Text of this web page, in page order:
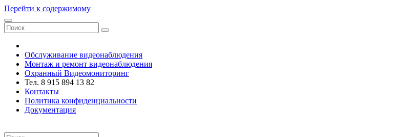
Перейти к содержимому
Обслуживание видеонаблюдения
Монтаж и ремонт видеонаблюдения
Охранный Видеомониторинг
Тел. 8 915 894 13 82
Контакты
Политика конфиденциальности
Документация